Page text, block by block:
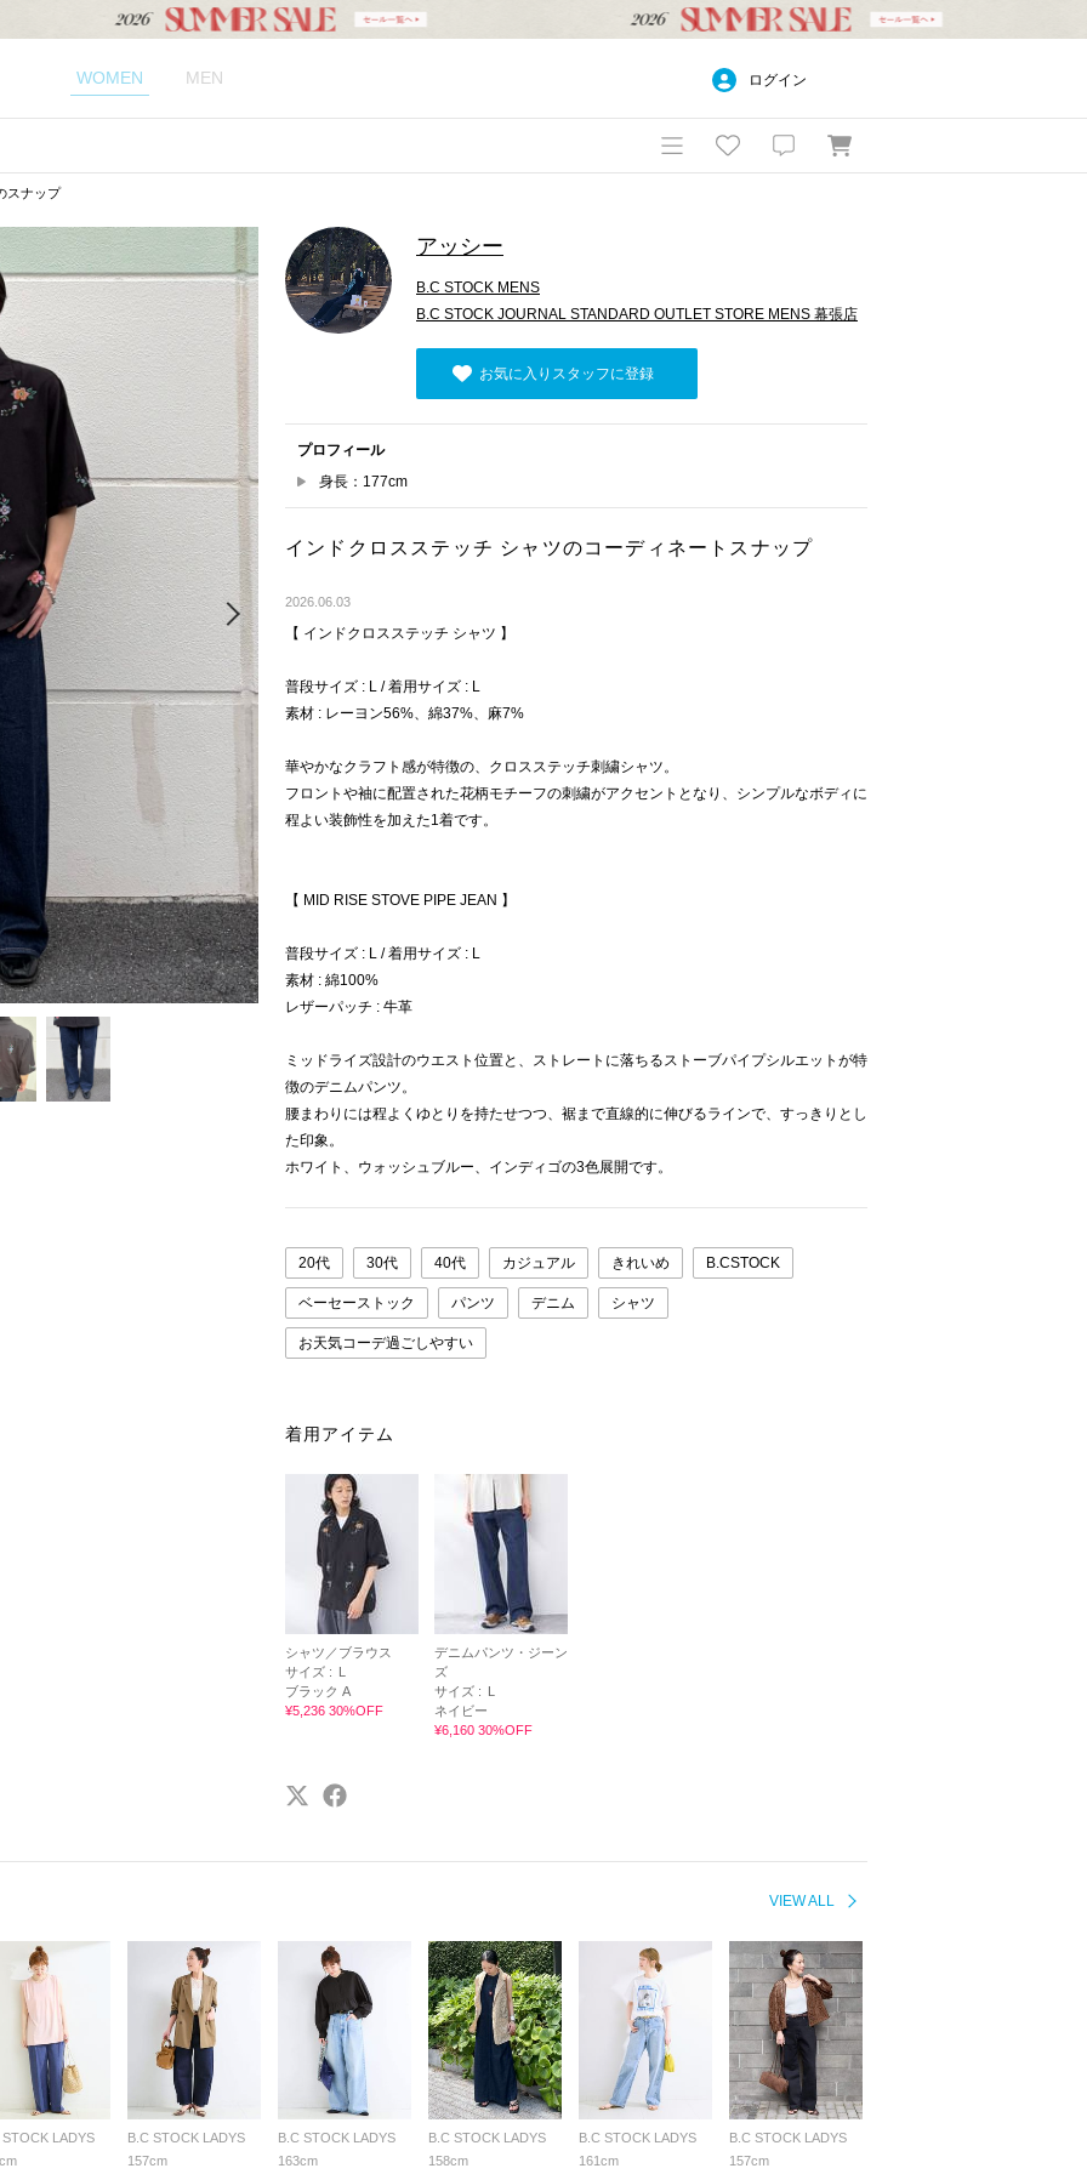
WOMEN MEN ログイン
スナップ
Next
アッシー
B.C STOCK MENS
B.C STOCK JOURNAL STANDARD OUTLET STORE MENS 幕張店
お気に入りスタッフに登録
プロフィール
身長：177cm
インドクロスステッチ シャツのコーディネートスナップ
2026.06.03
【 インドクロスステッチ シャツ 】
普段サイズ : L / 着用サイズ : L
素材 : レーヨン56%、綿37%、麻7%
華やかなクラフト感が特徴の、クロスステッチ刺繍シャツ。
フロントや袖に配置された花柄モチーフの刺繍がアクセントとなり、シンプルなボディに
程よい装飾性を加えた1着です。
【 MID RISE STOVE PIPE JEAN 】
普段サイズ : L / 着用サイズ : L
素材 : 綿100%
レザーパッチ : 牛革
ミッドライズ設計のウエスト位置と、ストレートに落ちるストーブパイプシルエットが特
徴のデニムパンツ。
腰まわりには程よくゆとりを持たせつつ、裾まで直線的に伸びるラインで、すっきりとし
た印象。
ホワイト、ウォッシュブルー、インディゴの3色展開です。
20代 30代 40代 カジュアル きれいめ B.CSTOCK
ベーセーストック パンツ デニム シャツ
お天気コーデ過ごしやすい
着用アイテム
シャツ／ブラウス
サイズ : L
ブラック A
¥5,236 30%OFF
デニムパンツ・ジーン
ズ
サイズ : L
ネイビー
¥6,160 30%OFF
VIEW ALL
STOCK LADYS
B.C STOCK LADYS
157cm
B.C STOCK LADYS
163cm
B.C STOCK LADYS
158cm
B.C STOCK LADYS
161cm
B.C STOCK LADYS
157cm